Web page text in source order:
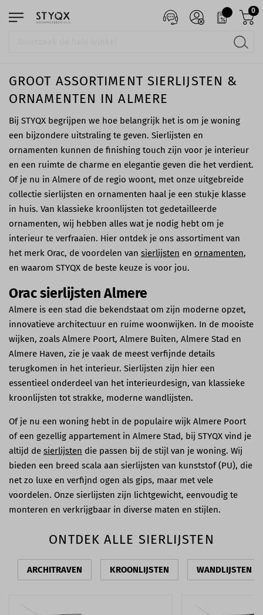
0
GROOT ASSORTIMENT SIERLIJSTEN &
ORNAMENTEN IN ALMERE
Bij STYQX begrijpen we hoe belangrijk het is om je woning
een bijzondere uitstraling te geven. Sierlijsten en
ornamenten kunnen de finishing touch zijn voor je interieur
en een ruimte de charme en elegantie geven die het verdient.
Of je nu in Almere of de regio woont, met onze uitgebreide
collectie sierlijsten en ornamenten haal je een stukje klasse
in huis. Van klassieke kroonlijsten tot gedetailleerde
ornamenten, wij hebben alles wat je nodig hebt om je
interieur te verfraaien. Hier ontdek je ons assortiment van
het merk Orac, de voordelen van sierlijsten en ornamenten,
en waarom STYQX de beste keuze is voor jou.
Orac sierlijsten Almere
Almere is een stad die bekendstaat om zijn moderne opzet,
innovatieve architectuur en ruime woonwijken. In de mooiste
wijken, zoals Almere Poort, Almere Buiten, Almere Stad en
Almere Haven, zie je vaak de meest verfijnde details
terugkomen in het interieur. Sierlijsten zijn hier een
essentieel onderdeel van het interieurdesign, van klassieke
kroonlijsten tot strakke, moderne wandlijsten.
Of je nu een woning hebt in de populaire wijk Almere Poort
of een gezellig appartement in Almere Stad, bij STYQX vind je
altijd de sierlijsten die passen bij de stijl van je woning. Wij
bieden een breed scala aan sierlijsten van kunststof (PU), die
net zo luxe en verfijnd ogen als gips, maar met vele
voordelen. Onze sierlijsten zijn lichtgewicht, eenvoudig te
monteren en verkrijgbaar in diverse maten en stijlen.
ONTDEK ALLE SIERLIJSTEN
ARCHITRAVEN KROONLIJSTEN WANDLIJSTEN